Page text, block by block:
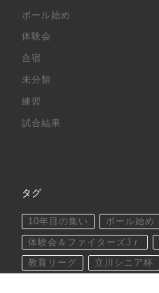
ボール始め
体験会
合宿
未分類
練習
試合結果
タグ
10年目の集い ボール始め
体験会＆ファイターズJｒ
教育リーグ 立川シニア杯